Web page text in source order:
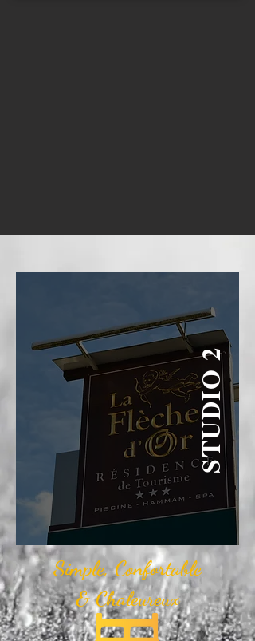
STUDIO 2
Simple,Confortable
& Chaleureux